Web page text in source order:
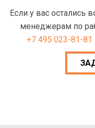
Если у вас остались
менеджерам по
+7 495 023-81-81